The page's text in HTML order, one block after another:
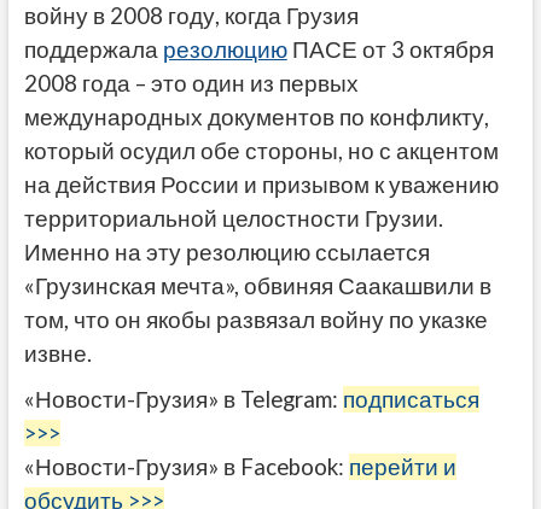
войну в 2008 году, когда Грузия
поддержала резолюциюПАСЕ от 3 октября
2008 года – это один из первых
международных документов по конфликту,
который осудил обе стороны, но с акцентом
на действия России и призывом к уважению
территориальной целостности Грузии.
Именно на эту резолюцию ссылается
«Грузинская мечта», обвиняя Саакашвили в
том, что он якобы развязал войну по указке
извне.
«Новости-Грузия» в Telegram: подписаться
>>>
«Новости-Грузия» в Facebook: перейти и
обсудить >>>